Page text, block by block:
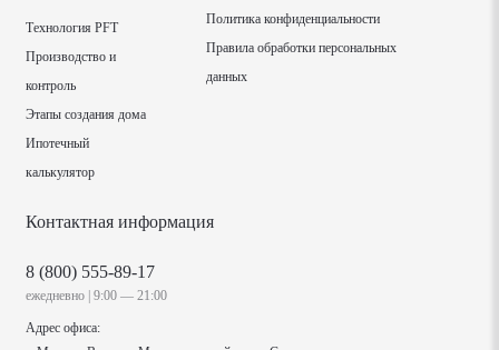
Технология PFT
Производство и
контроль
Этапы создания дома
Ипотечный
калькулятор
Политика конфиденциальности
Правила обработки персональных
данных
Контактная информация
8 (800) 555-89-17
ежедневно | 9:00 — 21:00
Адрес офиса: